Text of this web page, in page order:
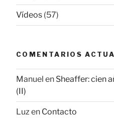
Vídeos (57)
COMENTARIOS
Manuel en Sheaffer: cien
(II)
Luz en Contacto